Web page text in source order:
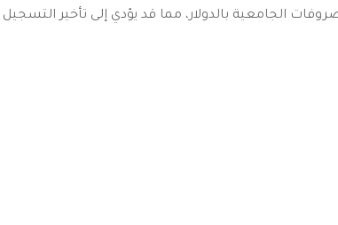
الجامعية بالدولار، مما قد يؤدي إلى تأخير التسجيل